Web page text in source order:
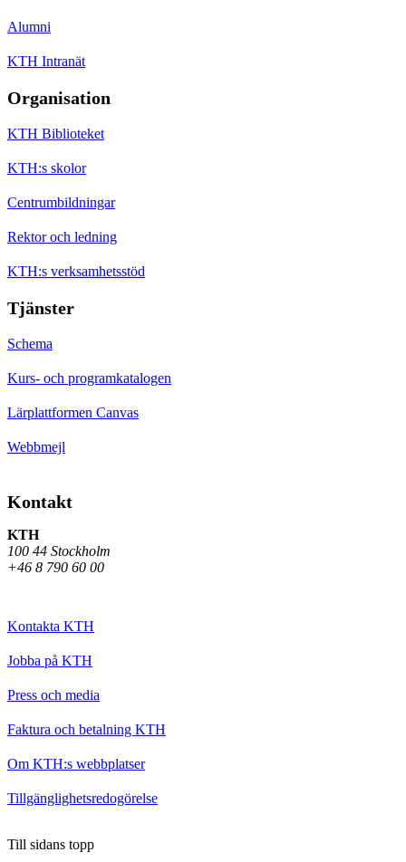
Alumni
KTH Intranät
Organisation
KTH Biblioteket
KTH:s skolor
Centrumbildningar
Rektor och ledning
KTH:s verksamhetsstöd
Tjänster
Schema
Kurs- och programkatalogen
Lärplattformen Canvas
Webbmejl
Kontakt
KTH
100 44 Stockholm
+46 8 790 60 00
Kontakta KTH
Jobba på KTH
Press och media
Faktura och betalning KTH
Om KTH:s webbplatser
Tillgänglighetsredogörelse
Till sidans topp